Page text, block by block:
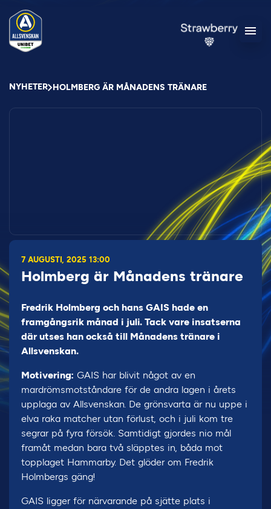
NYHETER HOLMBERG ÄR MÅNADENS TRÄNARE
7 AUGUSTI, 2025 13:00
Holmberg är Månadens tränare
Fredrik Holmberg och hans GAIS hade en
framgångsrik månad i juli. Tack vare insatserna
där utses han också till Månadens tränare i
Allsvenskan.
Motivering: GAIS har blivit något av en
mardrömsmotståndare för de andra lagen i årets
upplaga av Allsvenskan. De grönsvarta är nu uppe i
elva raka matcher utan förlust, och i juli kom tre
segrar på fyra försök. Samtidigt gjordes nio mål
framåt medan bara två släpptes in, båda mot
topplaget Hammarby. Det glöder om Fredrik
Holmbergs gäng!
GAIS ligger för närvarande på sjätte plats i